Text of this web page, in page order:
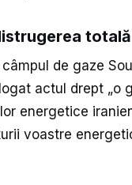
de gaze
actul drept „o
energetice
voastre